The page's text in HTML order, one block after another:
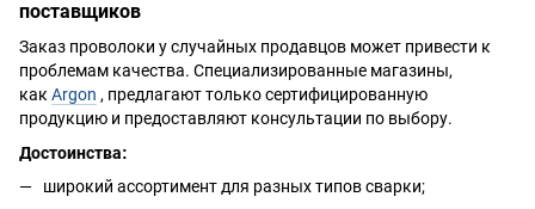
поставщиков
Заказ проволоки у случайных продавцов может привести к
проблемам качества. Специализированные магазины,
какArgon , предлагают только сертифицированную
продукцию и предоставляют консультации по выбору.
Достоинства:
широкий ассортимент для разных типов сварки;